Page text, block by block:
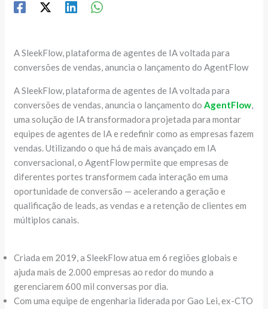
A SleekFlow, plataforma de agentes de IA voltada para
conversões de vendas, anuncia o lançamento do AgentFlow
​A SleekFlow, plataforma de agentes de IA voltada para
conversões de vendas, anuncia o lançamento doAgentFlow,
uma solução de IA transformadora projetada para montar
equipes de agentes de IA e redefinir como as empresas fazem
vendas. Utilizando o que há de mais avançado em IA
conversacional, o AgentFlow permite que empresas de
diferentes portes transformem cada interação em uma
oportunidade de conversão — acelerando a geração e
qualificação de leads, as vendas e a retenção de clientes em
múltiplos canais.
Criada em 2019, a SleekFlow atua em 6 regiões globais e
ajuda mais de 2.000 empresas ao redor do mundo a
gerenciarem 600 mil conversas por dia.
Com uma equipe de engenharia liderada por Gao Lei, ex-CTO